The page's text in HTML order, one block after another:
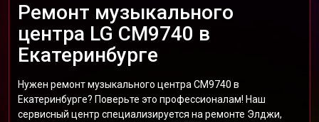
Ремонт музыкального
центра LG CM9740 в
Екатеринбурге
Нужен ремонт музыкального центра CM9740 в
Екатеринбурге? Поверьте это профессионалам! Наш
сервисный центр специализируется на ремонте Элджи,